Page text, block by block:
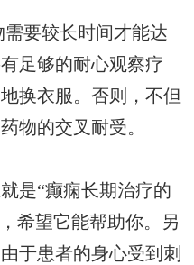
要较长时间才能达
足够的耐心观察疗
换衣服。否则，不但
物的交叉耐受。
是“癫痫长期治疗的
希望它能帮助你。另
于患者的身心受到刺